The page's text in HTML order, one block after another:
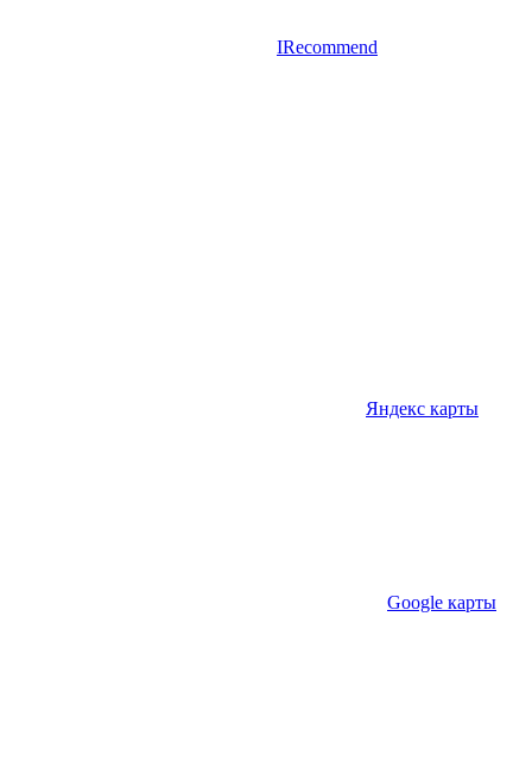
IRecommend
Яндекс карты
Google карты